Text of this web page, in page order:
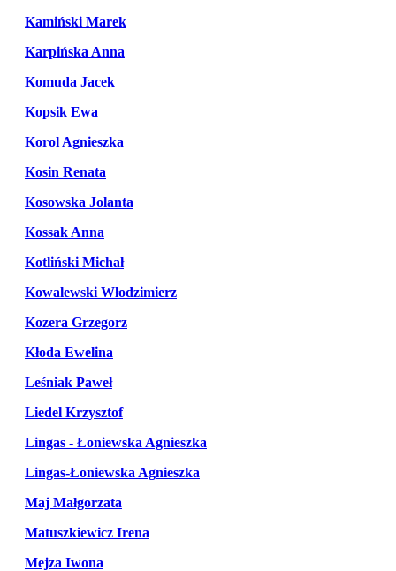
Kamiński Marek
Karpińska Anna
Komuda Jacek
Kopsik Ewa
Korol Agnieszka
Kosin Renata
Kosowska Jolanta
Kossak Anna
Kotliński Michał
Kowalewski Włodzimierz
Kozera Grzegorz
Kłoda Ewelina
Leśniak Paweł
Liedel Krzysztof
Lingas - Łoniewska Agnieszka
Lingas-Łoniewska Agnieszka
Maj Małgorzata
Matuszkiewicz Irena
Mejza Iwona